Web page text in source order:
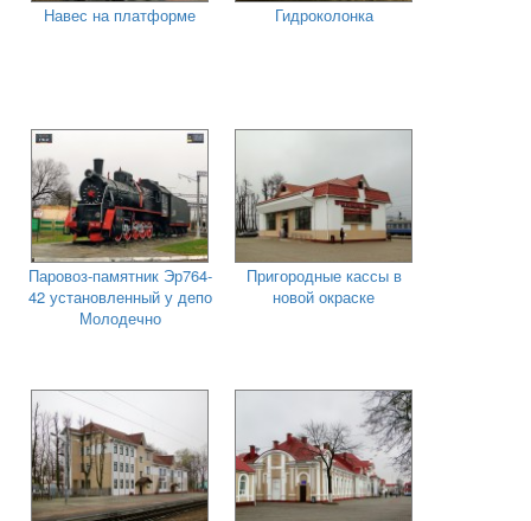
Навес на платформе Гидроколонка
Паровоз-памятник Эр764-
42 установленный у депо
Молодечно
Пригородные кассы в
новой окраске